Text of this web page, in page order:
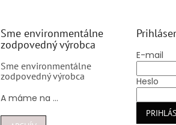
Sme environmentálne
zodpovedný výrobca
Sme environmentálne
zodpovedný výrobca
A máme na ...
E-mail
Heslo